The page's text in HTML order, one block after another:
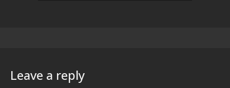
Leave a reply